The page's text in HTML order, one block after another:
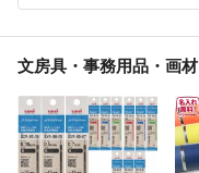
文房具・事務用品・画材